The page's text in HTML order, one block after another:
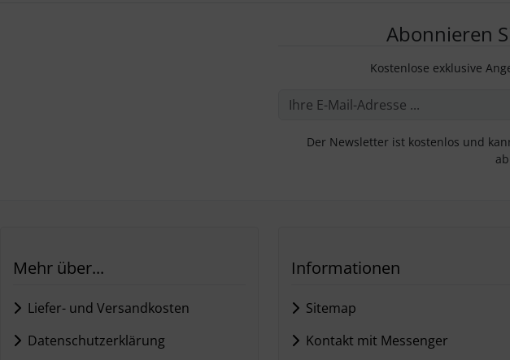
Abonnieren
Kostenlose exklusive
Der Newsletter ist kostenlos und
Mehr über...
Liefer- und Versandkosten
Datenschutzerklärung
Informationen
Sitemap
Kontakt mit Messenger